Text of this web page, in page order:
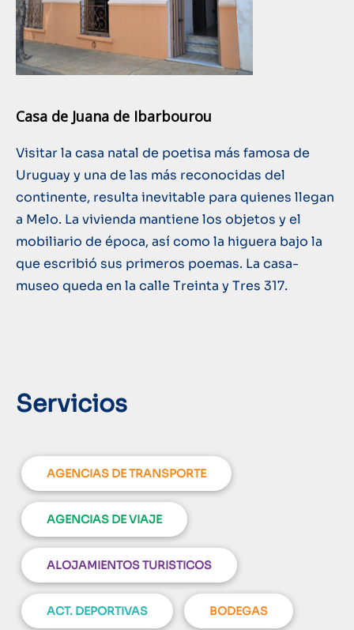
Casa de Juana de Ibarbourou
Visitar la casa natal de poetisa más famosa de
Uruguay y una de las más reconocidas del
continente, resulta inevitable para quienes llegan
a Melo. La vivienda mantiene los objetos y el
mobiliario de época, así como la higuera bajo la
que escribió sus primeros poemas. La casa-
museo queda en la calle Treinta y Tres 317.
Servicios
AGENCIAS DE TRANSPORTE
AGENCIAS DE VIAJE
ALOJAMIENTOS TURISTICOS
ACT. DEPORTIVAS BODEGAS